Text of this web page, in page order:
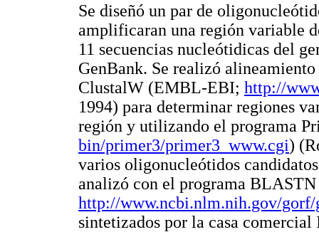
Se diseñó un par de
amplificaran una región variable
11 secuencias nucleótidicas del
GenBank. Se realizó
ClustalW (EMBL-EBI; http://
1994) para determinar regiones
región y utilizando el programa
bin/primer3/primer3_www.cgi)
varios oligonucleótidos
analizó con el programa
http://www.ncbi.nlm.nih.gov/
sintetizados por la casa